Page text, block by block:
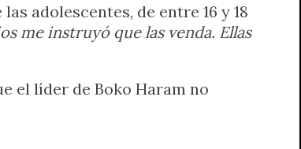
adolescentes, de entre 16 y 18
me instruyó que las venda. Ellas
el líder de Boko Haram no